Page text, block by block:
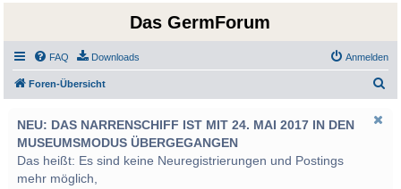
Das GermForum
FAQ Downloads Anmelden
Foren-Übersicht
NEU: DAS NARRENSCHIFF IST MIT 24. MAI 2017 IN DEN
MUSEUMSMODUS ÜBERGEGANGEN
Das heißt: Es sind keine Neuregistrierungen und Postings
mehr möglich,